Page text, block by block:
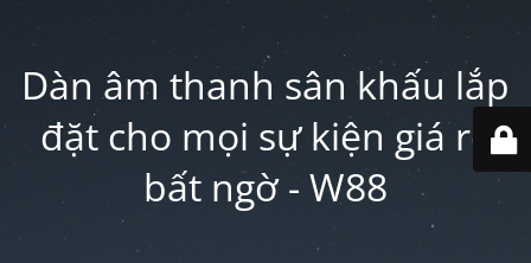
Dàn âm thanh sân khấu lắp
đặt cho mọi sự kiện giá rẻ
bất ngờ - W88